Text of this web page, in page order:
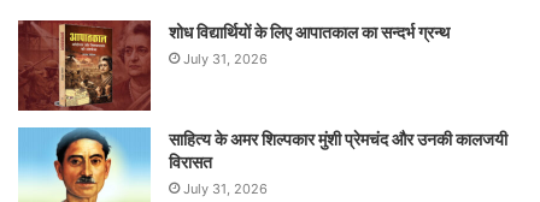
शोध विद्यार्थियों के लिए आपातकाल का सन्दर्भ ग्रन्थ
July 31, 2026
साहित्य के अमर शिल्पकार मुंशी प्रेमचंद और उनकी कालजयी
विरासत
July 31, 2026